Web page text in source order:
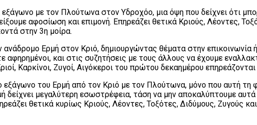
εξάγωνο με τον Πλούτωνα στον Υδροχόο, μια όψη που δείχνει ότι
αφοσίωση και επιμονή. Επηρεάζει θετικά Κριούς, Λέοντες,
στην 3η μοίρα.
Ερμή στον Κριό, δημιουργώντας θέματα στην επικοινωνία
αφηρημένοι, και στις συζητήσεις με τους άλλους να έχουμε
Καρκίνοι, Ζυγοί, Αιγόκεροι του πρώτου δεκαημέρου
εξάγωνο του Ερμή από τον Κριό με τον Πλούτωνα, μόνο που αυτή
δείχνει μεγαλύτερη εσωστρέφεια, τάση να μην αποκαλύπτουμε
θετικά κυρίως Κριούς, Λέοντες, Τοξότες, Διδύμους, Ζυγούς